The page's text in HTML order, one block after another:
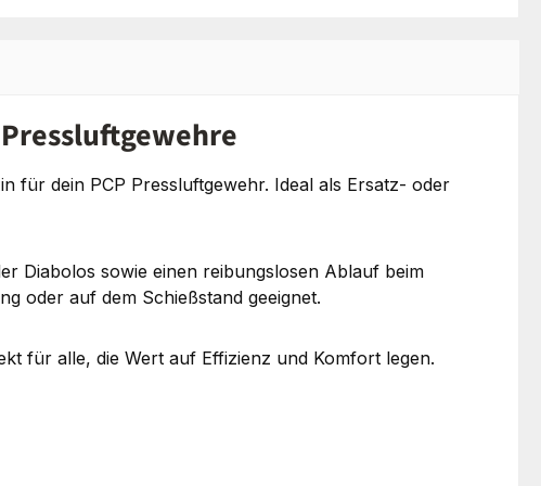
für dein PCP Pressluftgewehr. Ideal als Ersatz- oder
Diabolos sowie einen reibungslosen Ablauf beim
oder auf dem Schießstand geeignet.
für alle, die Wert auf Effizienz und Komfort legen.